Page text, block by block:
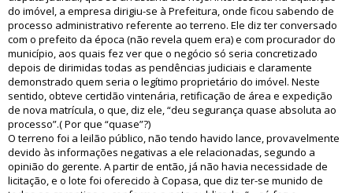
do imóvel, a empresa dirigiu-se à Prefeitura, onde ficou sabendo de
processo administrativo referente ao terreno. Ele diz ter conversado
com o prefeito da época (não revela quem era) e com procurador do
município, aos quais fez ver que o negócio só seria concretizado
depois de dirimidas todas as pendências judiciais e claramente
demonstrado quem seria o legítimo proprietário do imóvel. Neste
sentido, obteve certidão vintenária, retificação de área e expedição
de nova matrícula, o que, diz ele, “deu segurança quase absoluta ao
processo”.( Por que “quase”?)
O terreno foi a leilão público, não tendo havido lance, provavelmente
devido às informações negativas a ele relacionadas, segundo a
opinião do gerente. A partir de então, já não havia necessidade de
licitação, e o lote foi oferecido à Copasa, que diz ter-se munido de